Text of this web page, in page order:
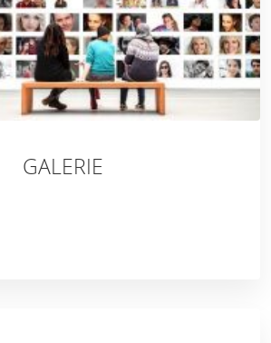
GALERIE